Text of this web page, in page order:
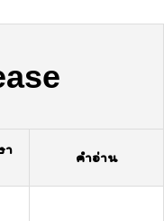
า
คำอ่าน